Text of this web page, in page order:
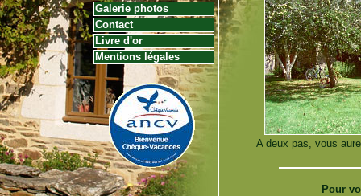
Galerie photos
Contact
Livre d'or
Mentions légales
A deux pas, vous
Pour